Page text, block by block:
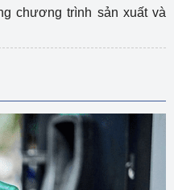
chương trình sản xuất và